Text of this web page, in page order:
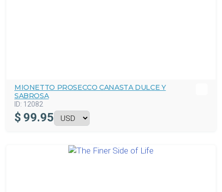
MIONETTO PROSECCO CANASTA DULCE Y
SABROSA
ID: 12082
$ 99.95